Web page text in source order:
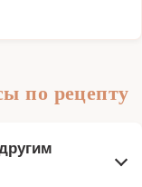
по рецепту